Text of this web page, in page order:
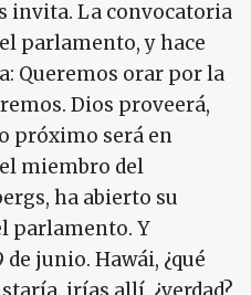
invita. La convocatoria
parlamento, y hace
Queremos orar por la
Dios proveerá,
próximo será en
miembro del
ha abierto su
parlamento. Y
junio. Hawái, ¿qué